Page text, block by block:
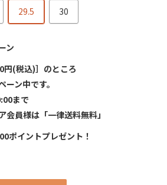
29.5 30
ン
円(税込)］のところ
ン中です。
まで
員様は「一律送料無料」
ポイントプレゼント！